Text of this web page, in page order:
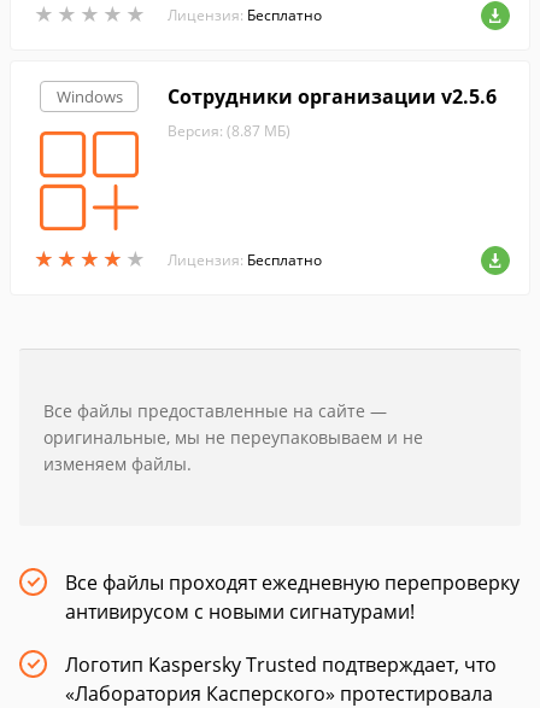
★ ★ ★ ★ ★
★ ★ ★ ★ ★ Лицензия: Бесплатно
Windows
★ ★ ★ ★ ★
★ ★ ★ ★ ★
Сотрудники организации v2.5.6
Версия: (8.87 МБ)
Лицензия: Бесплатно
Все файлы предоставленные на сайте —
оригинальные, мы не переупаковываем и не
изменяем файлы.
Все файлы проходят ежедневную перепроверку
антивирусом с новыми сигнатурами!
Логотип Kaspersky Trusted подтверждает, что
«Лаборатория Касперского» протестировала